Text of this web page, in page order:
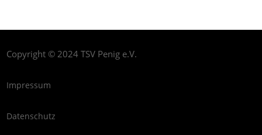
Copyright © 2024 TSV Penig e.V.
Impressum
Datenschutz